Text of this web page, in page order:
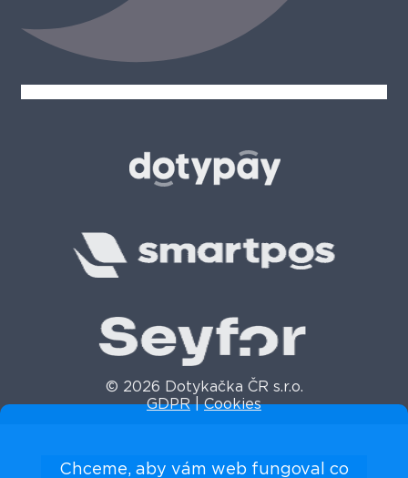
© 2026 Dotykačka ČR s.r.o.
GDPR|Cookies
Chceme, aby vám web fungoval co